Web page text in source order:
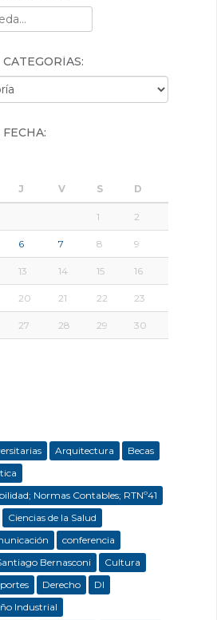
J V S D
1 2
6 7 8 9
13 14 15 16
20 21 22 23
27 28 29 30
Arquitectura
Becas
Normas Contables; RTNº41
Ciencias de la Salud
conferencia
Bernasconi
Cultura
Derecho
DI
Industrial